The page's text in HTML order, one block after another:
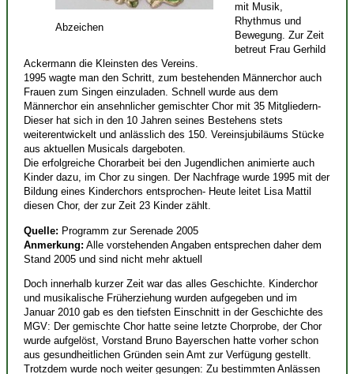
Abzeichen
mit Musik,
Rhythmus und
Bewegung. Zur Zeit
betreut Frau Gerhild
Ackermann die Kleinsten des Vereins.
1995 wagte man den Schritt, zum bestehenden Männerchor auch
Frauen zum Singen einzuladen. Schnell wurde aus dem
Männerchor ein ansehnlicher gemischter Chor mit 35 Mitgliedern-
Dieser hat sich in den 10 Jahren seines Bestehens stets
weiterentwickelt und anlässlich des 150. Vereinsjubiläums Stücke
aus aktuellen Musicals dargeboten.
Die erfolgreiche Chorarbeit bei den Jugendlichen animierte auch
Kinder dazu, im Chor zu singen. Der Nachfrage wurde 1995 mit der
Bildung eines Kinderchors entsprochen- Heute leitet Lisa Mattil
diesen Chor, der zur Zeit 23 Kinder zählt.
Quelle: Programm zur Serenade 2005
Anmerkung: Alle vorstehenden Angaben entsprechen daher dem
Stand 2005 und sind nicht mehr aktuell
Doch innerhalb kurzer Zeit war das alles Geschichte. Kinderchor
und musikalische Früherziehung wurden aufgegeben und im
Januar 2010 gab es den tiefsten Einschnitt in der Geschichte des
MGV: Der gemischte Chor hatte seine letzte Chorprobe, der Chor
wurde aufgelöst, Vorstand Bruno Bayerschen hatte vorher schon
aus gesundheitlichen Gründen sein Amt zur Verfügung gestellt.
Trotzdem wurde noch weiter gesungen: Zu bestimmten Anlässen